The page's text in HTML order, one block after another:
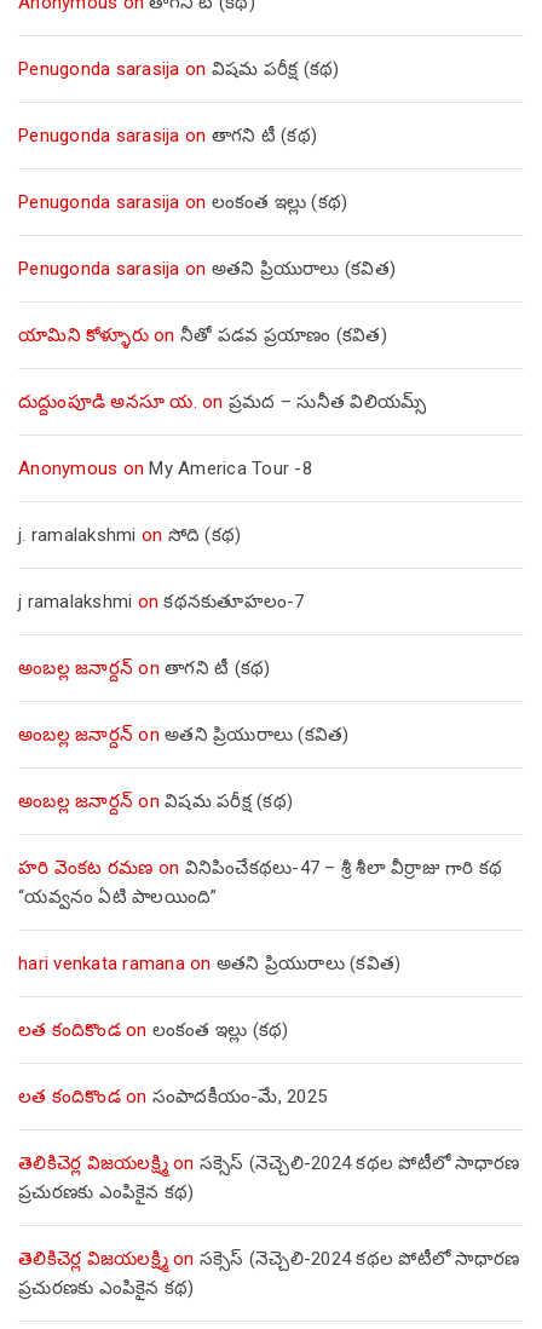
Penugonda sarasija on విషమ పరీక్ష (క‌థ‌)
Penugonda sarasija on తాగని టీ (కథ)
Penugonda sarasija on లంకంత ఇల్లు (కథ)
Penugonda sarasija on అతని ప్రియురాలు (కవిత)
యామిని కోళ్ళూరుon నీతో పడవ ప్రయాణం (కవిత)
దుద్దుంపూడి అనసూ య. on ప్రమద – సునీత విలియమ్స్
Anonymous onMy America Tour -8
j. ramalakshmi on సోది (కథ)
j ramalakshmi onకథనకుతూహలం-7
అంబల్ల జనార్దన్ on తాగని టీ (కథ)
అంబల్ల జనార్దన్ on అతని ప్రియురాలు (కవిత)
అంబల్ల జనార్దన్ on విషమ పరీక్ష (క‌థ‌)
హరి వెంకట రమణ on వినిపించేకథలు-47 – శ్రీ శీలా వీర్రాజు గారి కథ
“యవ్వనం ఏటి పాలయింది”
hari venkata ramanaon అతని ప్రియురాలు (కవిత)
లత కందికొండon లంకంత ఇల్లు (కథ)
లత కందికొండon సంపాదకీయం-మే, 2025
తెలికిచెర్ల విజయలక్ష్మిon సక్సెస్ (నెచ్చెలి-2024 కథల పోటీలో సాధారణ
ప్రచురణకు ఎంపికైన కథ)
తెలికిచెర్ల విజయలక్ష్మిon సక్సెస్ (నెచ్చెలి-2024 కథల పోటీలో సాధారణ
ప్రచురణకు ఎంపికైన కథ)